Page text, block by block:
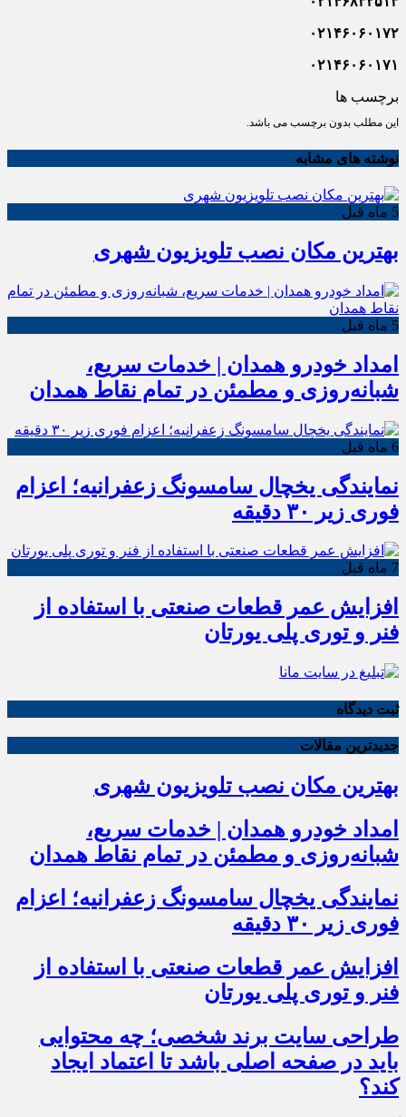
۰۲۱۴۶۰۶۰۱۷۲
۰۲۱۴۶۰۶۰۱۷۱
برچسب ها
این مطلب بدون برچسب می باشد.
نوشته های مشابه
5 ماه قبل
بهترین مکان نصب تلویزیون شهری
5 ماه قبل
امداد خودرو همدان | خدمات سریع،
شبانه‌روزی و مطمئن در تمام نقاط همدان
6 ماه قبل
نمایندگی یخچال سامسونگ زعفرانیه؛ اعزام
فوری زیر ۳۰ دقیقه
7 ماه قبل
افزایش عمر قطعات صنعتی با استفاده از
فنر و توری پلی یورتان
ثبت دیدگاه
جدیدترین مقالات
بهترین مکان نصب تلویزیون شهری
امداد خودرو همدان | خدمات سریع،
شبانه‌روزی و مطمئن در تمام نقاط همدان
نمایندگی یخچال سامسونگ زعفرانیه؛ اعزام
فوری زیر ۳۰ دقیقه
افزایش عمر قطعات صنعتی با استفاده از
فنر و توری پلی یورتان
طراحی سایت برند شخصی؛ چه محتوایی
باید در صفحه اصلی باشد تا اعتماد ایجاد
کند؟